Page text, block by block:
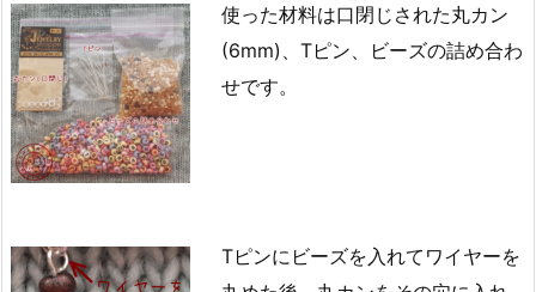
使った材料は口閉じされた丸カン
(6mm)、Tピン、ビーズの詰め合わ
せです。
Tピンにビーズを入れてワイヤーを